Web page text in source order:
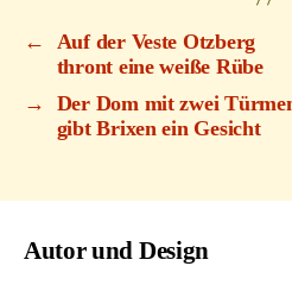
←
Auf der Veste Otzberg
thront eine weiße Rübe
→
Der Dom mit zwei
gibt Brixen ein Gesicht
Autor und Design